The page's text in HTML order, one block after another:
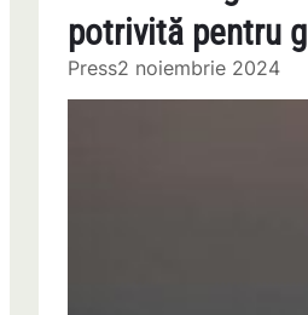
potrivită pentru
Press2 noiembrie 2024